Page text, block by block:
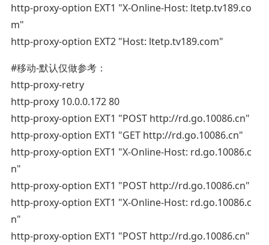
http-proxy-option EXT1 "X-Online-Host: ltetp.tv189.co
m"
http-proxy-option EXT2 "Host: ltetp.tv189.com"
#移动-默认仅做参考：
http-proxy-retry
http-proxy 10.0.0.172 80
http-proxy-option EXT1 "POST http://rd.go.10086.cn"
http-proxy-option EXT1 "GET http://rd.go.10086.cn"
http-proxy-option EXT1 "X-Online-Host: rd.go.10086.c
n"
http-proxy-option EXT1 "POST http://rd.go.10086.cn"
http-proxy-option EXT1 "X-Online-Host: rd.go.10086.c
n"
http-proxy-option EXT1 "POST http://rd.go.10086.cn"